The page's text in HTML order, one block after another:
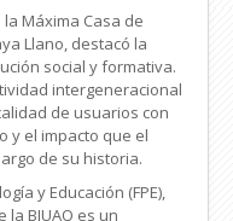
Máxima Casa de
Llano, destacó la
social y formativa.
intergeneracional
de usuarios con
y el impacto que el
de su historia.
y Educación (FPE),
la BIUAQ es un